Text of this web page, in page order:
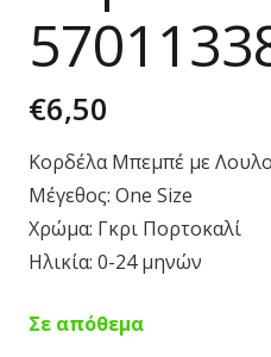
€6,50
Κορδέλα Μπεμπέ με
Μέγεθος: One Size
Χρώμα: Γκρι Πορτοκαλί
Ηλικία: 0-24 μηνών
Σε απόθεμα